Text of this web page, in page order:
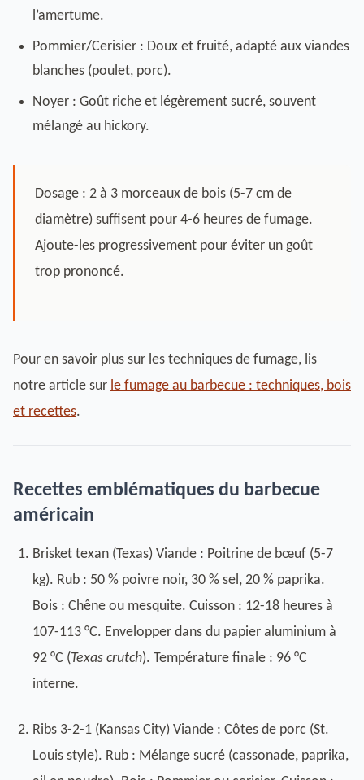
l’amertume.
Pommier/Cerisier : Doux et fruité, adapté aux viandes
blanches (poulet, porc).
Noyer : Goût riche et légèrement sucré, souvent
mélangé au hickory.
Dosage : 2 à 3 morceaux de bois (5-7 cm de
diamètre) suffisent pour 4-6 heures de fumage.
Ajoute-les progressivement pour éviter un goût
trop prononcé.
Pour en savoir plus sur les techniques de fumage, lis
notre article sur le fumage au barbecue : techniques, bois
et recettes.
Recettes emblématiques du barbecue
américain
Brisket texan (Texas) Viande : Poitrine de bœuf (5-7
kg). Rub : 50 % poivre noir, 30 % sel, 20 % paprika.
Bois : Chêne ou mesquite. Cuisson : 12-18 heures à
107-113 °C. Envelopper dans du papier aluminium à
92 °C (Texas crutch). Température finale : 96 °C
interne.
Ribs 3-2-1 (Kansas City) Viande : Côtes de porc (St.
Louis style). Rub : Mélange sucré (cassonade, paprika,